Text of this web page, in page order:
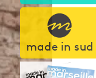
made in sud